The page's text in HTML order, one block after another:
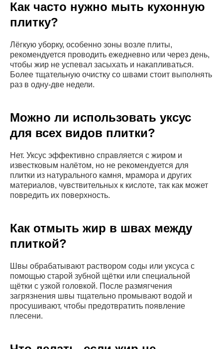
Как часто нужно мыть кухонную
плитку?
Лёгкую уборку, особенно зоны возле плиты,
рекомендуется проводить ежедневно или через день,
чтобы жир не успевал засыхать и накапливаться.
Более тщательную очистку со швами стоит выполнять
раз в одну-две недели.
Можно ли использовать уксус
для всех видов плитки?
Нет. Уксус эффективно справляется с жиром и
известковым налётом, но не рекомендуется для
плитки из натурального камня, мрамора и других
материалов, чувствительных к кислоте, так как может
повредить их поверхность.
Как отмыть жир в швах между
плиткой?
Швы обрабатывают раствором соды или уксуса с
помощью старой зубной щётки или специальной
щётки с узкой головкой. После размягчения
загрязнения швы тщательно промывают водой и
просушивают, чтобы предотвратить появление
плесени.